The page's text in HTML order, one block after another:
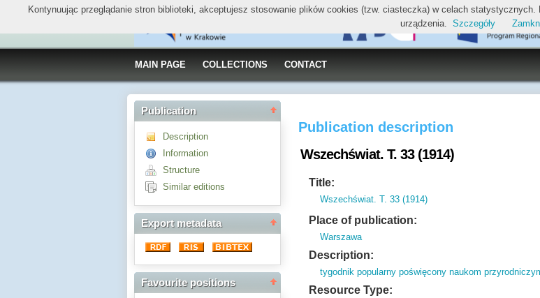
MAIN PAGE COLLECTIONS CONTACT
Publication
Description
Information
Structure
Similar editions
Export metadata
Favourite positions
Publication description
Wszechświat. T. 33 (1914)
Title:
Wszechświat. T. 33 (1914)
Place of publication:
Warszawa
Description:
tygodnik popularny poświęcony naukom
Resource Type:
Kontynuując przeglądanie stron biblioteki, akceptujesz stosowanie plików cookies (tzw. ciasteczka) w celach
urządzenia. Szczegóły